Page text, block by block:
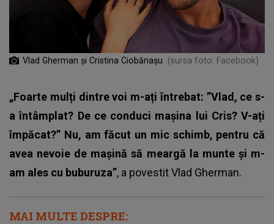
Vlad Gherman și Cristina Ciobănașu (sursa foto: Facebook)
„Foarte mulți dintre voi m-ați întrebat: ”Vlad, ce s-
a întâmplat? De ce conduci mașina lui Cris? V-ați
împăcat?” Nu, am făcut un mic schimb, pentru că
avea nevoie de mașină să meargă la munte și m-
am ales cu buburuza”, a povestit Vlad Gherman.
MAI MULTE DESPRE: